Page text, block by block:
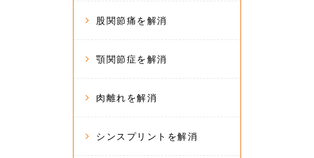
股関節痛を解消
顎関節症を解消
肉離れを解消
シンスプリントを解消